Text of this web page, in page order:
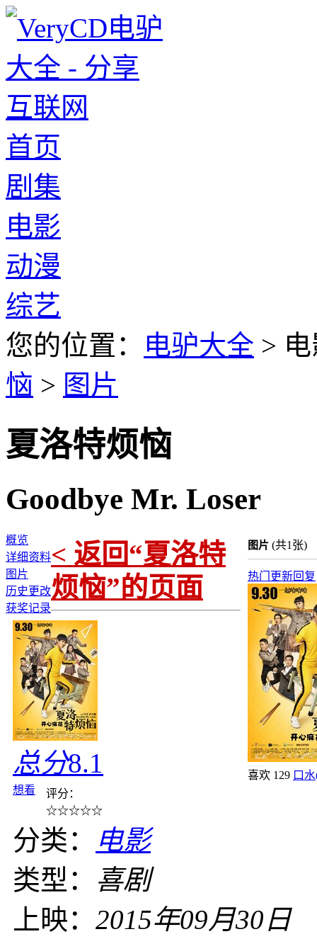
首页
剧集
电影
动漫
综艺
您的位置：
电驴大全 >
恼 > 图片
夏洛特烦恼
Goodbye Mr. Loser
概览
详细资料
图片
历史更改
获奖记录
图片 (共1张)
热门 更新回复
喜欢 129 口
< 返回“夏洛特
烦恼”的页面
总分8.1
想看
评分：
☆☆☆☆☆
分类：
电影
类型： 喜剧
上映： 2015年09月30日